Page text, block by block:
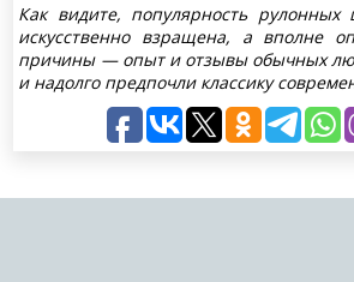
Как видите, популярность
искусственно взращена, а вполне
причины — опыт и отзывы обычных
и надолго предпочли классику